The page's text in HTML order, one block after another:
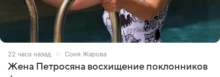
22 часа назад Соня Жарова
Жена Петросяна восхищение поклонников